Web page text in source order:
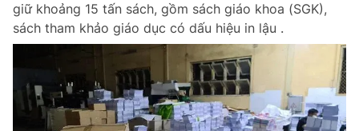
giữ khoảng 15 tấn sách, gồm sách giáo khoa (SGK),
sách tham khảo giáo dục có dấu hiệu in lậu .